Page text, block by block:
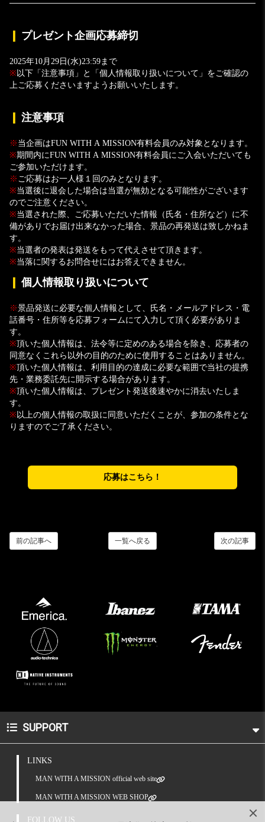
プレゼント企画応募締切
2025年10月29日(水)23:59まで
※以下「注意事項」と「個人情報取り扱いについて」をご確認の
上ご応募くださいますようお願いいたします。
注意事項
※ 当企画はFUN WITH A MISSION有料会員のみ対象となります。
※期間内にFUN WITH A MISSION有料会員にご入会いただいても
ご参加いただけます。
※ ご応募はお一人様１回のみとなります。
※当選後に退会した場合は当選が無効となる可能性がございます
のでご注意ください。
※当選された際、ご応募いただいた情報（氏名・住所など）に不
備がありでお届け出来なかった場合、景品の再発送は致しかねま
す。
※当選者の発表は発送をもって代えさせて頂きます。
※当落に関するお問合せにはお答えできません。
個人情報取り扱いについて
※景品発送に必要な個人情報として、氏名・メールアドレス・電
話番号・住所等を応募フォームにて入力して頂く必要がありま
す。
※頂いた個人情報は、法令等に定めのある場合を除き、応募者の
同意なくこれら以外の目的のために使用することはありません。
※頂いた個人情報は、利用目的の達成に必要な範囲で当社の提携
先・業務委託先に開示する場合があります。
※頂いた個人情報は、プレゼント発送後速やかに消去いたしま
す。
※以上の個人情報の取扱に同意いただくことが、参加の条件とな
りますのでご了承ください。
応募はこちら！
次の記事
一覧へ戻る
前の記事へ
SUPPORT
LINKS
MAN WITH A MISSION official web site
MAN WITH A MISSION WEB SHOP
FOLLOW US